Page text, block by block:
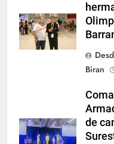
Biran
de